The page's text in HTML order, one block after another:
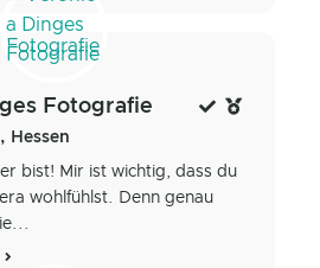
Fotografie
Hessen
bist! Mir ist wichtig, dass du
wohlfühlst. Denn genau